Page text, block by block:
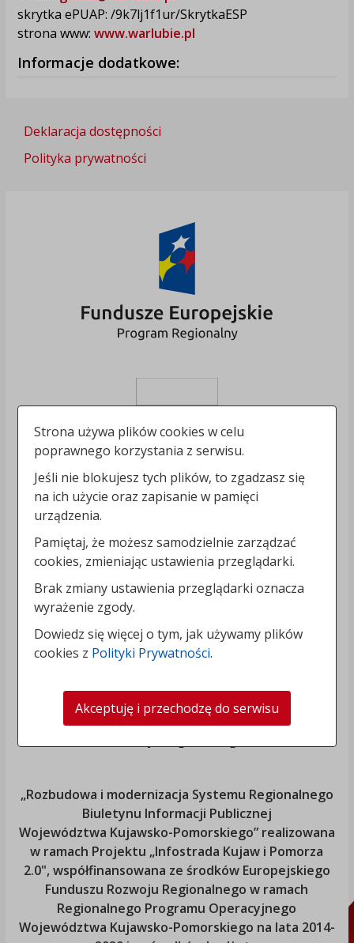
skrytka ePUAP: /9k7lj1f1ur/SkrytkaESP
strona www: www.warlubie.pl
Informacje dodatkowe:
Deklaracja dostępności
Polityka prywatności
„Rozbudowa i modernizacja Systemu Regionalnego
Biuletynu Informacji Publicznej
Województwa Kujawsko-Pomorskiego” realizowana
w ramach Projektu „Infostrada Kujaw i Pomorza
2.0", współfinansowana ze środków Europejskiego
Funduszu Rozwoju Regionalnego w ramach
Regionalnego Programu Operacyjnego
Województwa Kujawsko-Pomorskiego na lata 2014-
Strona używa plików cookies w celu
poprawnego korzystania z serwisu.
Jeśli nie blokujesz tych plików, to zgadzasz się
na ich użycie oraz zapisanie w pamięci
urządzenia.
Pamiętaj, że możesz samodzielnie zarządzać
cookies, zmieniając ustawienia przeglądarki.
Brak zmiany ustawienia przeglądarki oznacza
wyrażenie zgody.
Dowiedz się więcej o tym, jak używamy plików
cookies z Polityki Prywatności.
Akceptuję i przechodzę do serwisu